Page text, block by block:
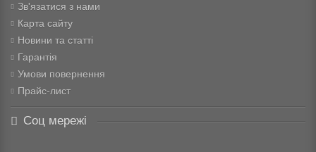
Зв'язатися з нами
Карта сайту
Новини та статті
Гарантія
Умови повернення
Прайс-лист
Соц мережі